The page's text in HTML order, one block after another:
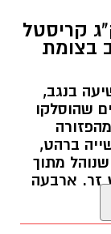
איקרה הריחה: 1.6 ק"ג קריסטל
בצומת
בנגב,
שהוסלקו
ברהט,
מתוך
זר. ארבעה